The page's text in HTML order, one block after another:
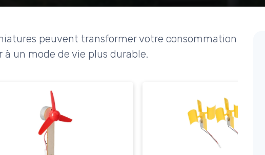
peuvent transformer votre consommation
un mode de vie plus durable.